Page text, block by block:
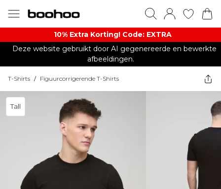
10% Extra Korting! Code: EXTRA​
Deze website gebruikt door AI gegenereerde en bewerkte
afbeeldingen.
T-Shirts / Figuurcorrigerende T-Shirts
Tall